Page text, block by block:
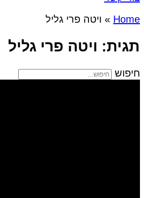
Home
» ויטה פרי גליל
תגית: ויטה פרי גליל
חיפוש